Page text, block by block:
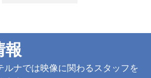
報
ルナでは映像に関わるスタッフを